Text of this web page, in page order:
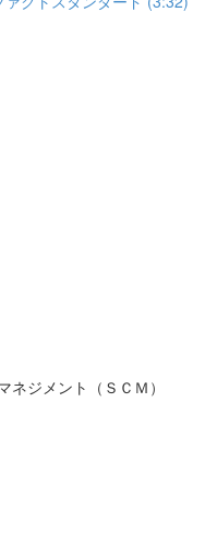
ジメント（ＳＣＭ）